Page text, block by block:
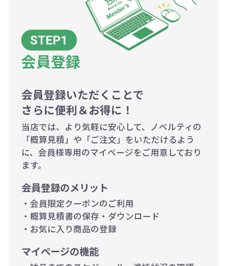
例：200個未満（1式：18,000円）
200個~499個の場合：42円（1個
当たり）
500個~999個の場合：35円（1個
1,000個以上：28円（1個当た
り）
会員登録
会員登録いただくことで
さらに便利＆お得に！
当店では、より気軽に安心して、ノベルティの
「概算見積」や「ご注文」をいただけるよう
に、会員様専用のマイページをご用意しており
ます。
会員登録のメリット
・会員限定クーポンのご利用
・概算見積書の保存・ダウンロード
・お気に入り商品の登録
マイページの機能